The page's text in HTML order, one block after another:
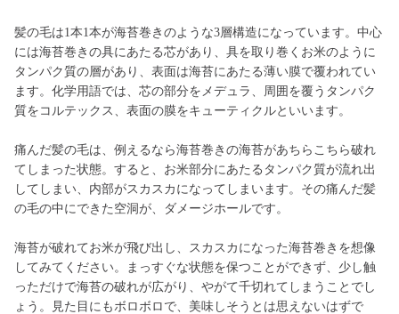
髪の毛は1本1本が海苔巻きのような3層構造になっています。中心
には海苔巻きの具にあたる芯があり、具を取り巻くお米のように
タンパク質の層があり、表面は海苔にあたる薄い膜で覆われてい
ます。化学用語では、芯の部分をメデュラ、周囲を覆うタンパク
質をコルテックス、表面の膜をキューティクルといいます。
痛んだ髪の毛は、例えるなら海苔巻きの海苔があちらこちら破れ
てしまった状態。すると、お米部分にあたるタンパク質が流れ出
してしまい、内部がスカスカになってしまいます。その痛んだ髪
の毛の中にできた空洞が、ダメージホールです。
海苔が破れてお米が飛び出し、スカスカになった海苔巻きを想像
してみてください。まっすぐな状態を保つことができず、少し触
っただけで海苔の破れが広がり、やがて千切れてしまうことでし
ょう。見た目にもボロボロで、美味しそうとは思えないはずで